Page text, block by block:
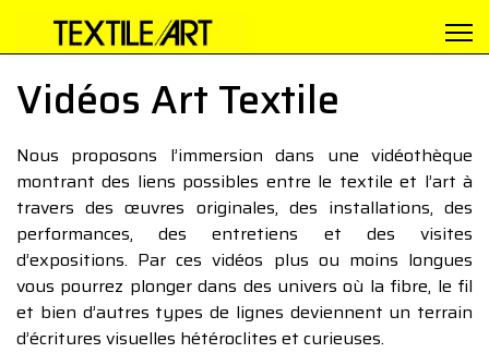
Vidéos Art Textile
Nous proposons l’immersion dans une vidéothèque
montrant des liens possibles entre le textile et l’art à
travers des œuvres originales, des installations, des
performances, des entretiens et des visites
d’expositions. Par ces vidéos plus ou moins longues
vous pourrez plonger dans des univers où la fibre, le fil
et bien d’autres types de lignes deviennent un terrain
d’écritures visuelles hétéroclites et curieuses.